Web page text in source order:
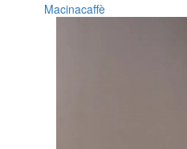
Macinacaffè